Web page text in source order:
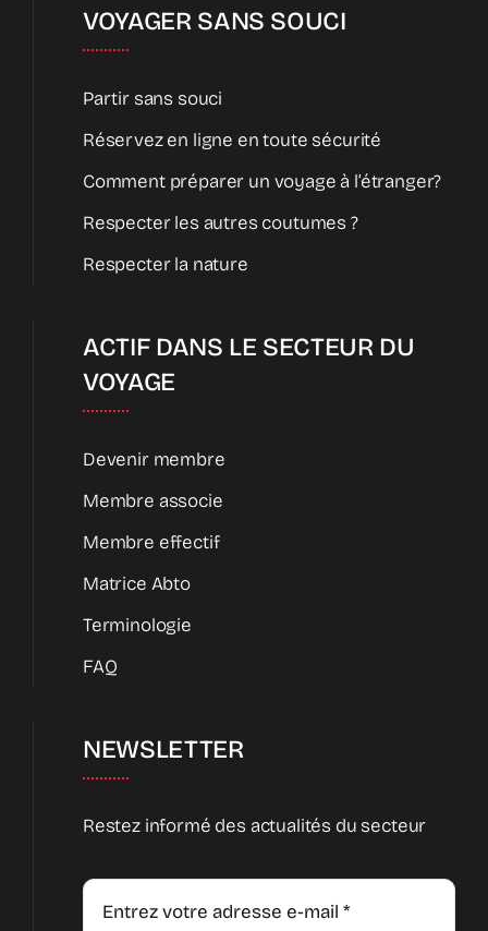
VOYAGER SANS SOUCI
Partir sans souci
Réservez en ligne en toute sécurité
Comment préparer un voyage à l’étranger?
Respecter les autres coutumes ?
Respecter la nature
ACTIF DANS LE SECTEUR DU
VOYAGE
Devenir membre
Membre associe
Membre effectif
Matrice Abto
Terminologie
FAQ
NEWSLETTER
Restez informé des actualités du secteur